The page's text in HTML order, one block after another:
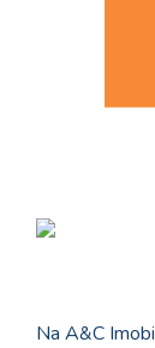
Na A&C